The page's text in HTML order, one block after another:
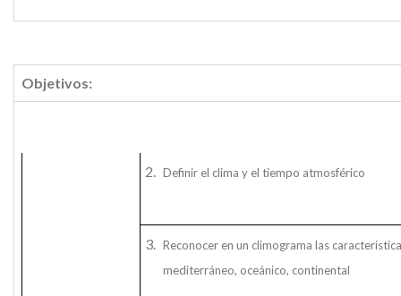
Objetivos:
Definir el clima y el tiempo atmosférico
Reconocer en un climograma las
mediterráneo, oceánico, continental